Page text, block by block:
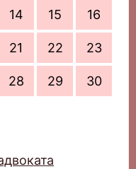
14 15 16
21 22 23
28 29 30